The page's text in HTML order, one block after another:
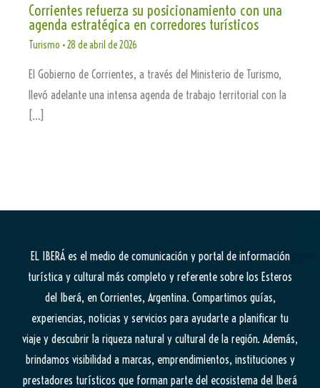
Corrientes refuerza su posicionamiento con una
agenda estratégica en corredores turísticos
Turismo •28 de abril de 2026
El Gobierno de Corrientes, a través del Ministerio de Turismo,
llevó adelante una intensa agenda de trabajo territorial con la
[…]
EL IBERÁes el medio de comunicación y portal de información
turística y cultural más completo y referente sobre los Esteros
del Iberá, en Corrientes, Argentina. Compartimos guías,
experiencias, noticias y servicios para ayudarte a planificar tu
viaje y descubrir la riqueza natural y cultural de la región. Además,
brindamos visibilidad a marcas, emprendimientos, instituciones y
prestadores turísticos que forman parte del ecosistema del Iberá